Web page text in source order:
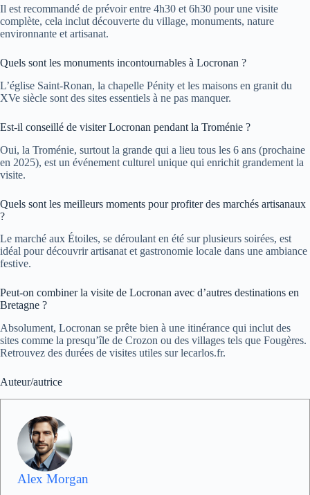
Il est recommandé de prévoir entre 4h30 et 6h30 pour une visite
complète, cela inclut découverte du village, monuments, nature
environnante et artisanat.
Quels sont les monuments incontournables à Locronan ?
L’église Saint-Ronan, la chapelle Pénity et les maisons en granit du
XVe siècle sont des sites essentiels à ne pas manquer.
Est-il conseillé de visiter Locronan pendant la Troménie ?
Oui, la Troménie, surtout la grande qui a lieu tous les 6 ans (prochaine
en 2025), est un événement culturel unique qui enrichit grandement la
visite.
Quels sont les meilleurs moments pour profiter des marchés artisanaux
?
Le marché aux Étoiles, se déroulant en été sur plusieurs soirées, est
idéal pour découvrir artisanat et gastronomie locale dans une ambiance
festive.
Peut-on combiner la visite de Locronan avec d’autres destinations en
Bretagne ?
Absolument, Locronan se prête bien à une itinérance qui inclut des
sites comme la presqu’île de Crozon ou des villages tels que Fougères.
Retrouvez des durées de visites utiles sur lecarlos.fr.
Auteur/autrice
Alex Morgan